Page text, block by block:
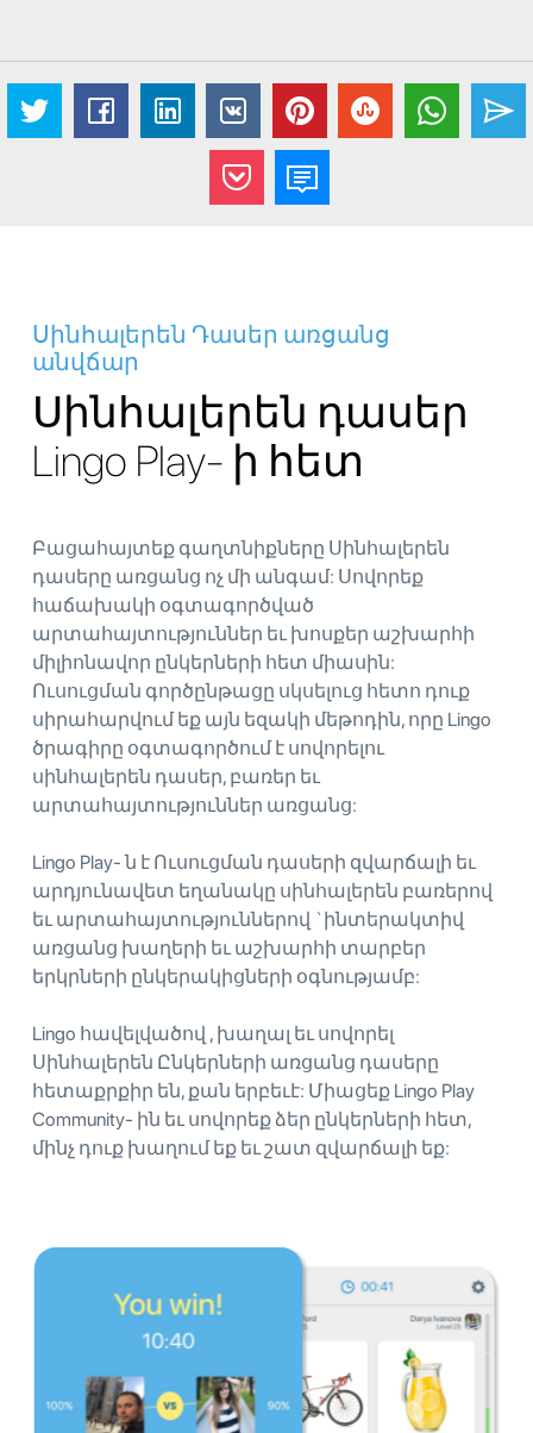
Սինհալերեն Դասեր առցանց
անվճար
Սինհալերեն դասեր
Lingo Play- ի հետ
Բացահայտեք գաղտնիքները Սինհալերեն
դասերը առցանց ոչ մի անգամ: Սովորեք
հաճախակի օգտագործված
արտահայտություններ եւ խոսքեր աշխարհի
միլիոնավոր ընկերների հետ միասին:
Ուսուցման գործընթացը սկսելուց հետո դուք
սիրահարվում եք այն եզակի մեթոդին, որը Lingo
ծրագիրը օգտագործում է սովորելու
սինհալերեն դասեր, բառեր եւ
արտահայտություններ առցանց:
Lingo Play- ն է Ուսուցման դասերի զվարճալի եւ
արդյունավետ եղանակը սինհալերեն բառերով
եւ արտահայտություններով `ինտերակտիվ
առցանց խաղերի եւ աշխարհի տարբեր
երկրների ընկերակիցների օգնությամբ:
Lingo հավելվածով , խաղալ եւ սովորել
Սինհալերեն Ընկերների առցանց դասերը
հետաքրքիր են, քան երբեւէ: Միացեք Lingo Play
Community- ին եւ սովորեք ձեր ընկերների հետ,
մինչ դուք խաղում եք եւ շատ զվարճալի եք: